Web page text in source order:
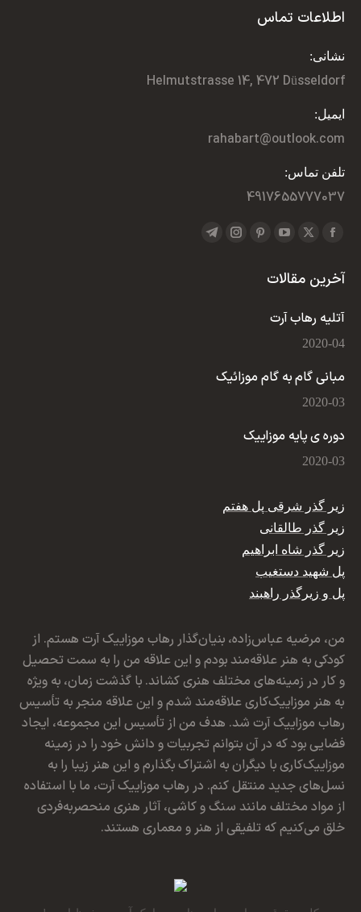
اطلاعات تماس
نشانی:
Helmutstrasse 14, 472 Düsseldorf
ایمیل:
rahabart@outlook.com
تلفن تماس:
4917655777037
Find us on:
Facebook
opens
new
window
X
opens
new
window
YouTube
opens
new
Pinterest
Instagram
Telegram
آخرین مقالات
آتلیه رهاب آرت
2020-04
مبانی گام به گام موزائیک
2020-03
دوره ی پایه موزاییک
2020-03
زیر گذر شرقی پل هفتم
زیر گذر طالقانی
زیر گذر شاه ابراهیم
پل شهید دستغیب
پل و زیرگذر راهبند
من، مرضیه عباس‌زاده، بنیان‌گذار رهاب موزاییک آرت هستم. از
کودکی به هنر علاقه‌مند بودم و این علاقه من را به سمت تحصیل
و کار در زمینه‌های مختلف هنری کشاند. با گذشت زمان، به ویژه
به هنر موزاییک‌کاری علاقه‌مند شدم و این علاقه منجر به تأسیس
رهاب موزاییک آرت شد. هدف من از تأسیس این مجموعه، ایجاد
فضایی بود که در آن بتوانم تجربیات و دانش خود را در زمینه
موزاییک‌کاری با دیگران به اشتراک بگذارم و این هنر زیبا را به
نسل‌های جدید منتقل کنم. در رهاب موزاییک آرت، ما با استفاده
از مواد مختلف مانند سنگ و کاشی، آثار هنری منحصربه‌فردی
خلق می‌کنیم که تلفیقی از هنر و معماری هستند.